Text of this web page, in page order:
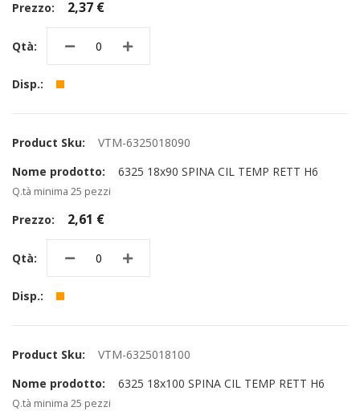
2,37 €
VTM-6325018090
6325 18x90 SPINA CIL TEMP RETT H6
Q.tà minima 25 pezzi
2,61 €
VTM-6325018100
6325 18x100 SPINA CIL TEMP RETT H6
Q.tà minima 25 pezzi